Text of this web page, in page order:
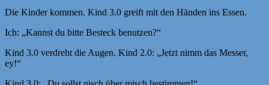
Die Kinder kommen. Kind 3.0 greift mit den Händen ins Essen.
Ich: „Kannst du bitte Besteck benutzen?“
Kind 3.0 verdreht die Augen. Kind 2.0: „Jetzt nimm das Messer,
ey!“